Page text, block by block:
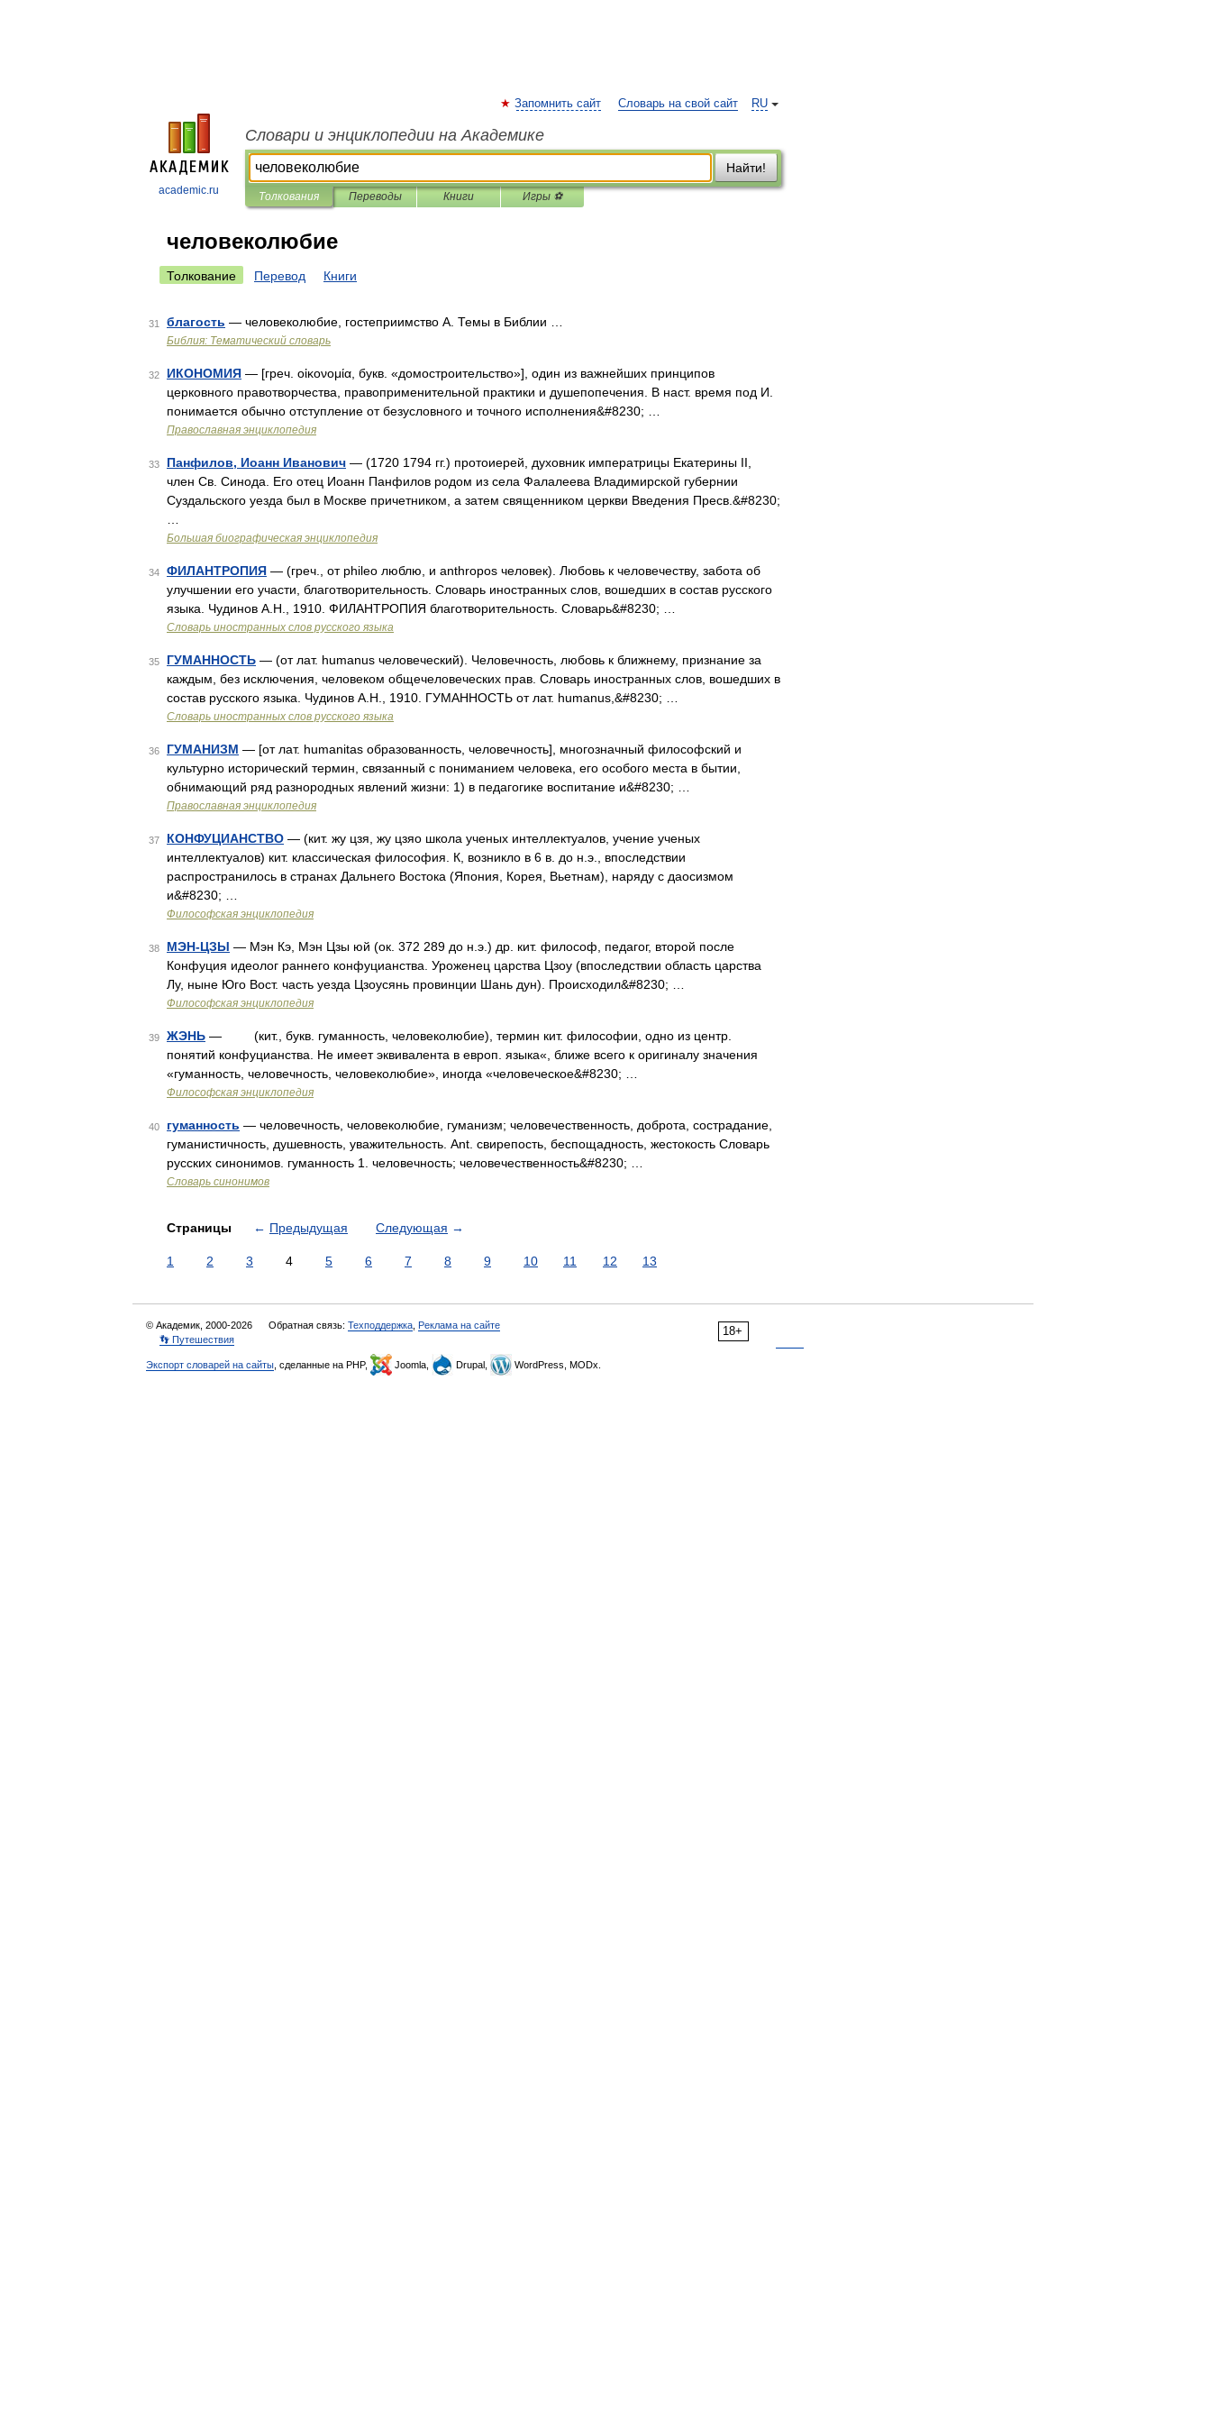
academic.ru
RU
Запомнить сайт Словарь на свой сайт
Словари и энциклопедии на Академике
Найти!
Толкования Переводы Книги Игры ⚽
человеколюбие
Толкование Перевод Книги
31 благость — человеколюбие, гостеприимство A. Темы в Библии …
Библия: Тематический словарь
32 ИКОНОМИЯ — [греч. οἰκονομία, букв. «домостроительство»], один из важнейших принципов
церковного правотворчества, правоприменительной практики и душепопечения. В наст. время под И.
понимается обычно отступление от безусловного и точного исполнения&#8230; …
Православная энциклопедия
33 Панфилов, Иоанн Иванович — (1720 1794 гг.) протоиерей, духовник императрицы Екатерины II,
член Св. Синода. Его отец Иоанн Панфилов родом из села Фалалеева Владимирской губернии
Суздальского уезда был в Москве причетником, а затем священником церкви Введения Пресв.&#8230;
Большая биографическая энциклопедия
34 ФИЛАНТРОПИЯ — (греч., от phileo люблю, и anthropos человек). Любовь к человечеству, забота об
улучшении его участи, благотворительность. Словарь иностранных слов, вошедших в состав русского
языка. Чудинов А.Н., 1910. ФИЛАНТРОПИЯ благотворительность. Словарь&#8230; …
Словарь иностранных слов русского языка
35 ГУМАННОСТЬ — (от лат. humanus человеческий). Человечность, любовь к ближнему, признание за
каждым, без исключения, человеком общечеловеческих прав. Словарь иностранных слов, вошедших в
состав русского языка. Чудинов А.Н., 1910. ГУМАННОСТЬ от лат. humanus,&#8230; …
Словарь иностранных слов русского языка
36 ГУМАНИЗМ — [от лат. humanitas образованность, человечность], многозначный философский и
культурно исторический термин, связанный с пониманием человека, его особого места в бытии,
обнимающий ряд разнородных явлений жизни: 1) в педагогике воспитание и&#8230; …
Православная энциклопедия
37 КОНФУЦИАНСТВО — (кит. жу цзя, жу цзяо школа ученых интеллектуалов, учение ученых
интеллектуалов) кит. классическая философия. К, возникло в 6 в. до н.э., впоследствии
распространилось в странах Дальнего Востока (Япония, Корея, Вьетнам), наряду с даосизмом
и&#8230; …
Философская энциклопедия
38 МЭН-ЦЗЫ — Мэн Кэ, Мэн Цзы юй (ок. 372 289 до н.э.) др. кит. философ, педагог, второй после
Конфуция идеолог раннего конфуцианства. Уроженец царства Цзоу (впоследствии область царства
Лу, ныне Юго Вост. часть уезда Цзоусянь провинции Шань дун). Происходил&#8230; …
Философская энциклопедия
39 ЖЭНЬ — (кит., букв. гуманность, человеколюбие), термин кит. философии, одно из центр.
понятий конфуцианства. Не имеет эквивалента в европ. языка«, ближе всего к оригиналу значения
«гуманность, человечность, человеколюбие», иногда «человеческое&#8230; …
Философская энциклопедия
40 гуманность — человечность, человеколюбие, гуманизм; человечественность, доброта, сострадание,
гуманистичность, душевность, уважительность. Ant. свирепость, беспощадность, жестокость Словарь
русских синонимов. гуманность 1. человечность; человечественность&#8230; …
Словарь синонимов
Страницы ← Предыдущая Следующая →
1 2 3 4 5 6 7 8 9 10 11 12 13
18+
© Академик, 2000-2026 Обратная связь: Техподдержка Реклама на сайте
👣 Путешествия
Экспорт словарей на сайты , сделанные на PHP, Joomla, Drupal, WordPress, MODx.